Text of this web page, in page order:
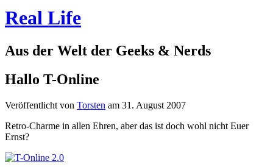
Real Life
Aus der Welt der Geeks & Nerds
Hallo T-Online
Veröffentlicht von Torsten am 31. August 2007
Retro-Charme in allen Ehren, aber das ist doch wohl nicht Euer
Ernst?